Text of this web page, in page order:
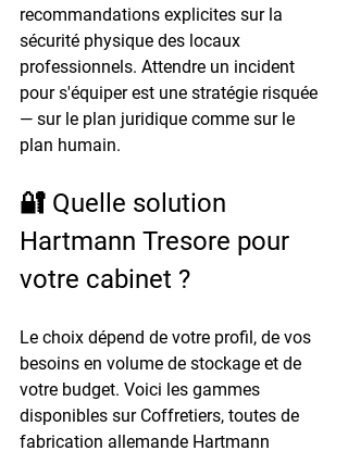
recommandations explicites sur la
sécurité physique des locaux
professionnels. Attendre un incident
pour s'équiper est une stratégie risquée
— sur le plan juridique comme sur le
plan humain.
🔐 Quelle solution
Hartmann Tresore pour
votre cabinet ?
Le choix dépend de votre profil, de vos
besoins en volume de stockage et de
votre budget. Voici les gammes
disponibles sur Coffretiers, toutes de
fabrication allemande Hartmann